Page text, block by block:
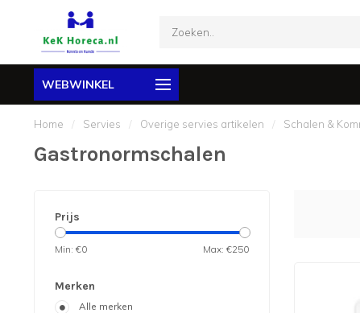
WEBWINKEL
Home / Servies / Overige servies artikelen / Schalen &
Gastronormschalen
Prijs
Min: €0 Max: €250
Merken
Alle merken